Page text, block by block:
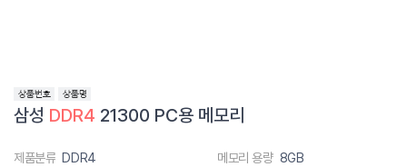
삼성 DDR4 21300 PC용 메모리
제품분류 DDR4 메모리 용량 8GB